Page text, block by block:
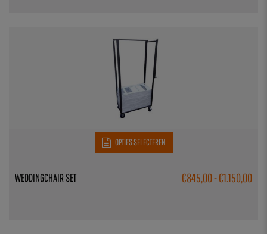
OPTIES SELECTEREN
€845,00-€1.150,00
WEDDINGCHAIR SET